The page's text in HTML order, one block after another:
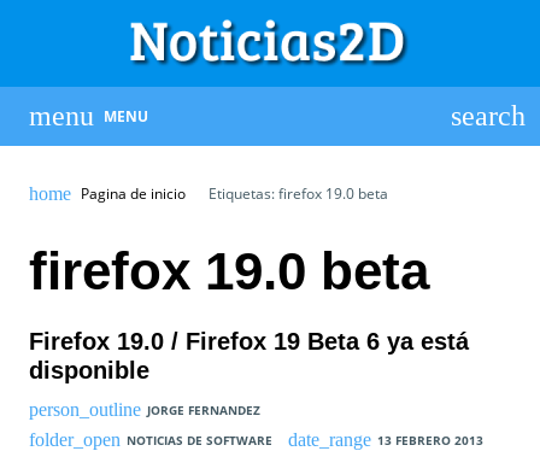
MENU
Pagina de inicio Etiquetas: firefox 19.0 beta
firefox 19.0 beta
Firefox 19.0 / Firefox 19 Beta 6 ya está
disponible
JORGE FERNANDEZ
NOTICIAS DE SOFTWARE
13 FEBRERO 2013